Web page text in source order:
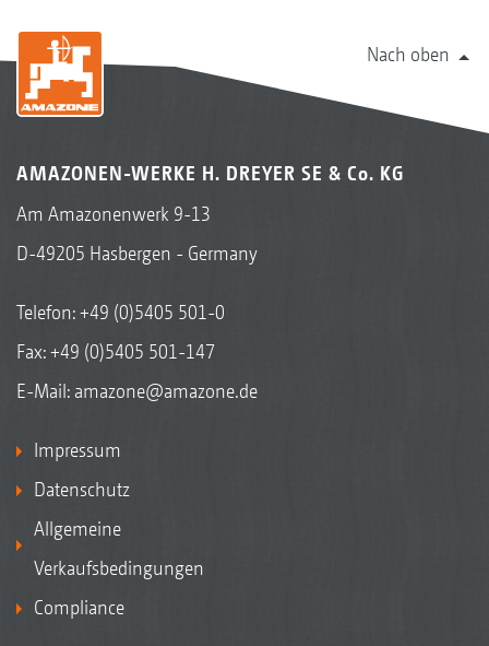
Nach oben
AMAZONEN-WERKE H. DREYER SE & Co. KG
Am Amazonenwerk 9-13
D-49205 Hasbergen - Germany
Telefon:+49 (0)5405 501-0
Fax: +49 (0)5405 501-147
E-Mail: amazone@amazone.de
Impressum
Datenschutz
Allgemeine
Verkaufsbedingungen
Compliance